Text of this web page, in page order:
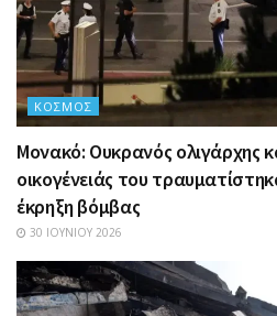
ΚΌΣΜΟΣ
Μονακό: Ουκρανός ολιγάρχης
οικογένειάς του
έκρηξη βόμβας
30 ΙΟΥΝΊΟΥ 2026